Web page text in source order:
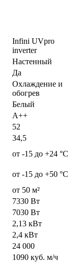
Infini UVpro
inverter
Настенный
Да
Охлаждение и
обогрев
Белый
А++
52
34,5
от -15 до +24 °C
от -15 до +50 °C
от 50 м²
7330 Вт
7030 Вт
2,13 кВт
2,4 кВт
24 000
1090 куб. м/ч